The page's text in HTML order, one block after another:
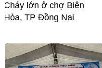
Cháy lớn ở chợ Biên
Hòa, TP Đồng Nai